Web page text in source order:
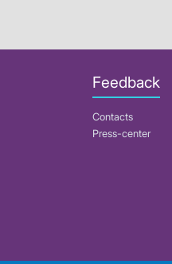
Feedback
Contacts
Press-center